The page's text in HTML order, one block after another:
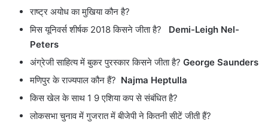
राष्ट्र अयोध का मुखिया कौन है?
मिस यूनिवर्स शीर्षक 2018 किसने जीता है? Demi-Leigh Nel-
Peters
अंग्रेजी साहित्य में बुकर पुरस्कार किसने जीता है? George Saunders
मणिपुर के राज्यपाल कौन हैं? Najma Heptulla
किस खेल के साथ 1 9 एशिया कप से संबंधित है?
लोकसभा चुनाव में गुजरात में बीजेपी ने कितनी सीटें जीती हैं?